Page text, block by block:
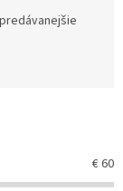
€60